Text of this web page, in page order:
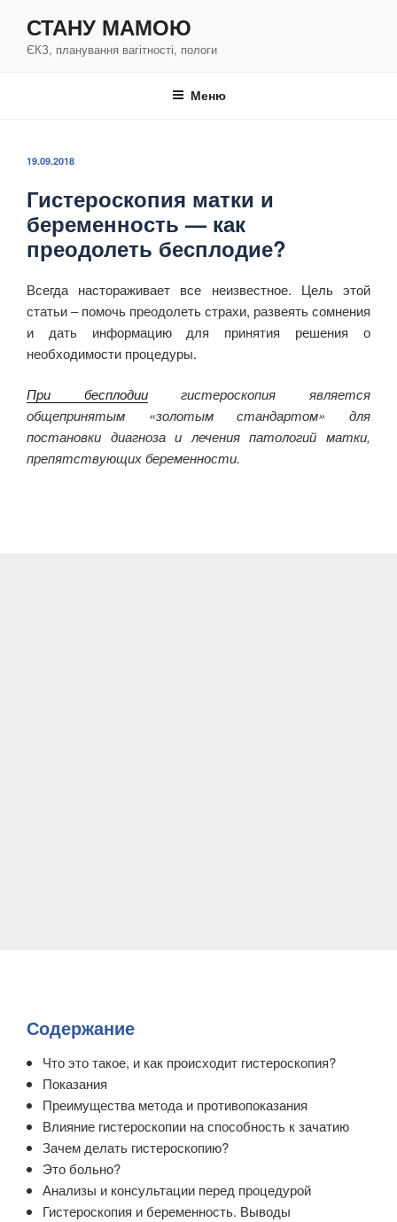
содержимому
СТАНУ МАМОЮ
ЄКЗ, планування вагітності, пологи
Меню
ОПУБЛИКОВАНО
19.09.2018
Гистероскопия матки и
беременность — как
преодолеть бесплодие?
Всегда настораживает все неизвестное. Цель этой
статьи – помочь преодолеть страхи, развеять сомнения
и дать информацию для принятия решения о
необходимости процедуры.
При бесплодиигистероскопия является
общепринятым «золотым стандартом» для
постановки диагноза и лечения патологий матки,
препятствующих беременности.
Содержание
Что это такое, и как происходит гистероскопия?
Показания
Преимущества метода и противопоказания
Влияние гистероскопии на способность к зачатию
Зачем делать гистероскопию?
Это больно?
Анализы и консультации перед процедурой
Гистероскопия и беременность. Выводы